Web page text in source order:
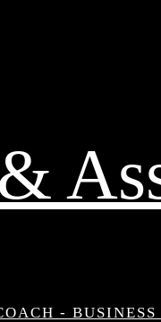
- BUSINESS